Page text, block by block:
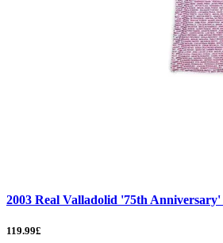
2003 Real Valladolid '75th
119.99£